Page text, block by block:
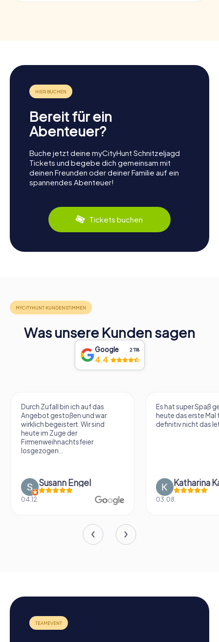
Bereit für ein
Abenteuer?
Buche jetzt deine myCityHunt Schnitzeljagd
Tickets und begebe dich gemeinsam mit
deinen Freunden oder deiner Familie auf ein
spannendes Abenteuer!
Tickets buchen
Was unsere Kunden sagen
Google 2‘118
4.4
Durch Zufall bin ich auf das
Angebot gestoßen und war
wirklich begeistert. Wir sind
heute im Zuge der
Firmenweihnachtsfeier
losgezogen...
Susann Engel
04.12.
Es hat super Spaß
heute das erste Mal
definitiv nicht das
Katharina
03.08.